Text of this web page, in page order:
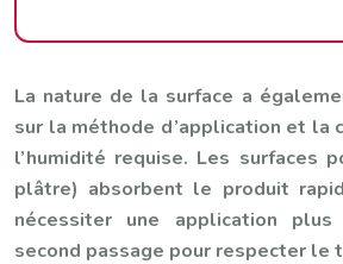
La nature de la surface a
sur la méthode d’application et la
l’humidité requise. Les surfaces
plâtre) absorbent le produit
nécessiter une application
second passage pour respecter le